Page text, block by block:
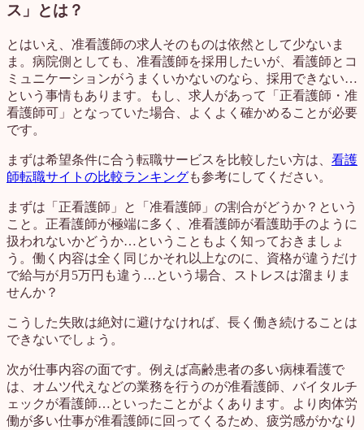
ス」とは？
とはいえ、准看護師の求人そのものは依然として少ないま
ま。病院側としても、准看護師を採用したいが、看護師とコ
ミュニケーションがうまくいかないのなら、採用できない…
という事情もあります。もし、求人があって「正看護師・准
看護師可」となっていた場合、よくよく確かめることが必要
です。
まずは希望条件に合う転職サービスを比較したい方は、 看護
師転職サイトの比較ランキングも参考にしてください。
まずは「正看護師」と「准看護師」の割合がどうか？という
こと。正看護師が極端に多く、准看護師が看護助手のように
扱われないかどうか…ということもよく知っておきましょ
う。働く内容は全く同じかそれ以上なのに、資格が違うだけ
で給与が月5万円も違う…という場合、ストレスは溜まりま
せんか？
こうした失敗は絶対に避けなければ、長く働き続けることは
できないでしょう。
次が仕事内容の面です。例えば高齢患者の多い病棟看護で
は、オムツ代えなどの業務を行うのが准看護師、バイタルチ
ェックが看護師…といったことがよくあります。より肉体労
働が多い仕事が准看護師に回ってくるため、疲労感がかなり